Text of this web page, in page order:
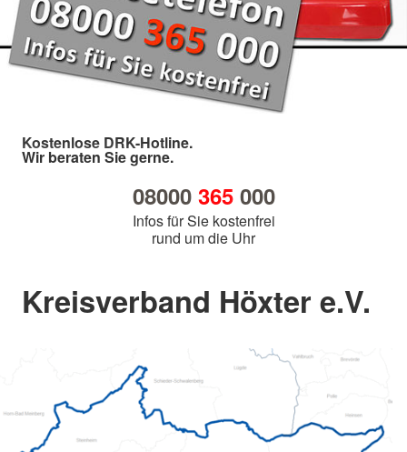
Kostenlose DRK-Hotline.
Wir beraten Sie gerne.
08000 365000
Infos für Sie kostenfrei
rund um die Uhr
Kreisverband Höxter e.V.